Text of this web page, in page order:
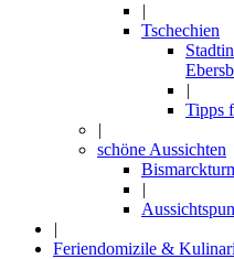
|
Tschechien
|
Tipps
|
schöne Aussichten
|
|
Feriendomizile &